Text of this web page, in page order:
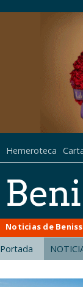
Hemeroteca
Noticias de
Portada